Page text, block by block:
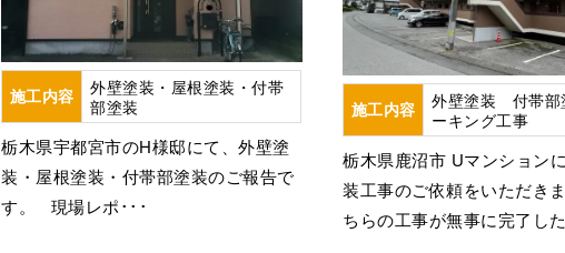
施工内容
外壁塗装・屋根塗装・付帯
部塗装
栃木県宇都宮市のH様邸にて、外壁塗
装・屋根塗装・付帯部塗装のご報告で
す。 現場レポ･･･
施工内容
外壁塗装 付帯
ーキング工事
栃木県鹿沼市 Uマンション
装工事のご依頼をいただき
ちらの工事が無事に完了し